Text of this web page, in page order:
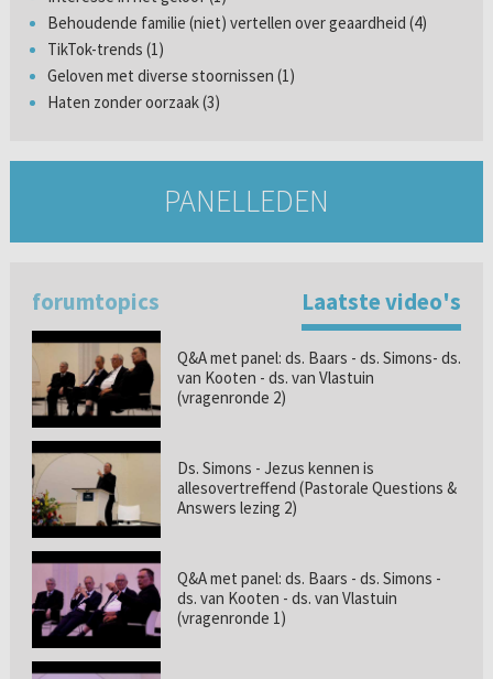
Behoudende familie (niet) vertellen over geaardheid (4)
TikTok-trends (1)
Geloven met diverse stoornissen (1)
Haten zonder oorzaak (3)
PANELLEDEN
forumtopics Laatste video's
Q&A met panel: ds. Baars - ds. Simons- ds.
van Kooten - ds. van Vlastuin
(vragenronde 2)
Ds. Simons - Jezus kennen is
allesovertreffend (Pastorale Questions &
Answers lezing 2)
Q&A met panel: ds. Baars - ds. Simons -
ds. van Kooten - ds. van Vlastuin
(vragenronde 1)